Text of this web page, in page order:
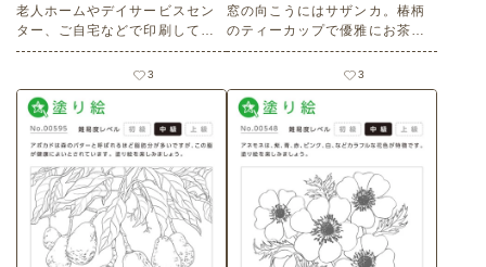
老人ホームやデイサービスセン
ター、ご自宅などで印刷してお
使いいただける無料の高齢者向
け介護レク素材（塗り絵・中
級）です。
3
窓の向こうにはサザンカ。椿柄
のティーカップで優雅にお茶を
楽しんでいます。美人画の塗り
絵を楽しみましょう。 老人ホー
ムやデイサービスセンター、ご
自宅などで印刷してお使いいた
だける無料の高齢者向け介護レ
ク素材 美人画の塗り絵「サザン
カとティータイムを楽しむ女
性」（塗り絵・上級）です。 関
連キーワード：２月・二月・如
月・山茶花・ティーカップ・化
粧・日本美人・昭和モダン
3